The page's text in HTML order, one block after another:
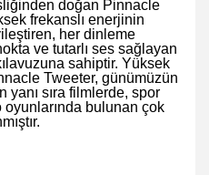
doğan Pinnacle
frekanslı enerjinin
her dinleme
ve tutarlı ses sağlayan
sahiptir. Yüksek
Tweeter, günümüzün
yanı sıra filmlerde, spor
oyunlarında bulunan çok